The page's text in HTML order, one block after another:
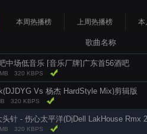
本周热播榜 上周热播榜 本
歌曲名称
中场低音乐 [音乐厂牌]广东首56酒吧
320 KBPS
Vs 杨杰 HardStyle Mix)剪辑版
320 KBPS
头针 - 伤心太平洋(DjDell LakHouse Rmx
320 KBPS